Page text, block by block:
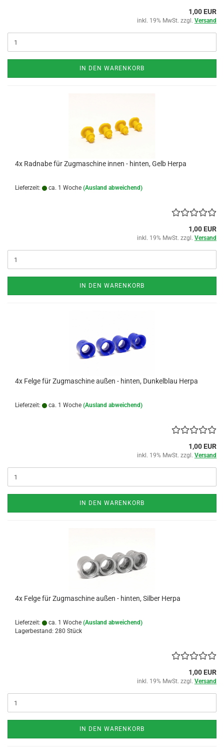
1,00 EUR
inkl. 19% MwSt. zzgl. Versand
IN DEN WARENKORB
4x Radnabe für Zugmaschine innen - hinten, Gelb Herpa
Lieferzeit: ca. 1 Woche (Ausland abweichend)
1,00 EUR
inkl. 19% MwSt. zzgl. Versand
IN DEN WARENKORB
4x Felge für Zugmaschine außen - hinten, Dunkelblau Herpa
Lieferzeit: ca. 1 Woche (Ausland abweichend)
1,00 EUR
inkl. 19% MwSt. zzgl. Versand
IN DEN WARENKORB
4x Felge für Zugmaschine außen - hinten, Silber Herpa
Lieferzeit: ca. 1 Woche (Ausland abweichend)
Lagerbestand: 280 Stück
1,00 EUR
inkl. 19% MwSt. zzgl. Versand
IN DEN WARENKORB